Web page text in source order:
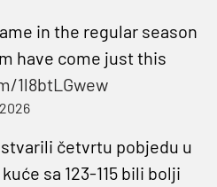
in the regular season
have come just this
1l8btLGwew
četvrtu pobjedu u
sa 123-115 bili bolji